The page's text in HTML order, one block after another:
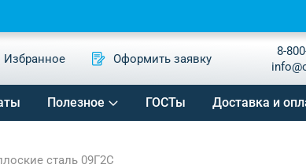
Избранное Оформить заявку
8-
Полезное ГОСТы Доставка и
сталь 09Г2С